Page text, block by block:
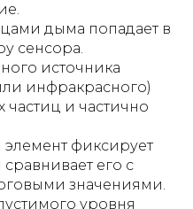
дыма попадает в
сенсора.
источника
инфракрасного)
частиц и частично
элемент фиксирует
его с
значениями.
уровня